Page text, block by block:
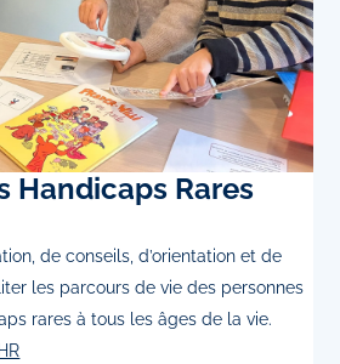
Handicaps Rares
de conseils, d’orientation et de
les parcours de vie des personnes
rares à tous les âges de la vie.